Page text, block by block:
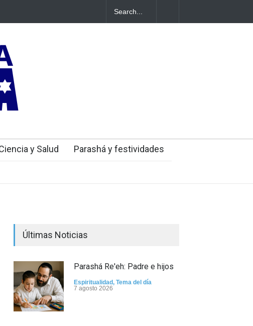
y Salud Parashá y festividades
Últimas Noticias
Parashá Re'eh: Padre e hijos
Espiritualidad, Tema del día
7 agosto 2026